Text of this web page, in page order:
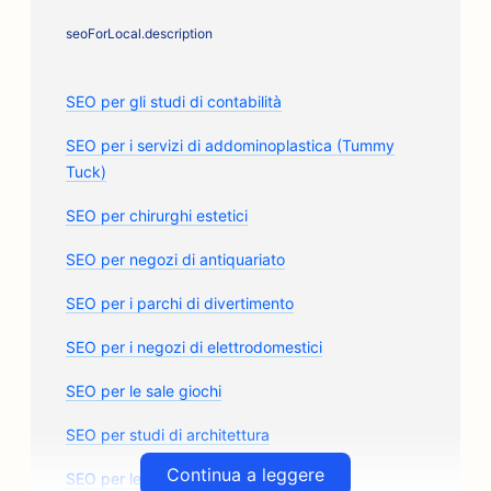
seoForLocal.description
SEO per gli studi di contabilità
SEO per i servizi di addominoplastica (Tummy
Tuck)
SEO per chirurghi estetici
SEO per negozi di antiquariato
SEO per i parchi di divertimento
SEO per i negozi di elettrodomestici
SEO per le sale giochi
SEO per studi di architettura
SEO per le carrozzerieContinua a leggere